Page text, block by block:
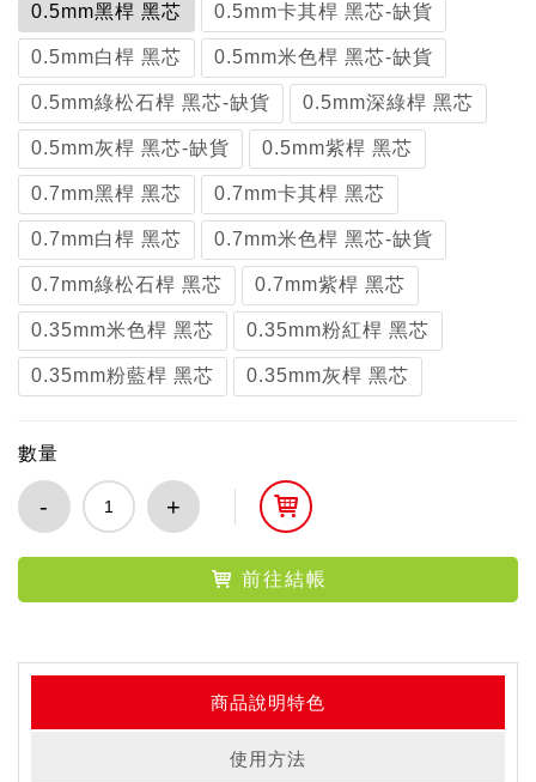
0.5mm黑桿 黑芯
0.5mm卡其桿 黑芯-缺貨
0.5mm白桿 黑芯 0.5mm米色桿 黑芯-缺貨
0.5mm綠松石桿 黑芯-缺貨 0.5mm深綠桿 黑芯
0.5mm灰桿 黑芯-缺貨 0.5mm紫桿 黑芯
0.7mm黑桿 黑芯 0.7mm卡其桿 黑芯
0.7mm白桿 黑芯 0.7mm米色桿 黑芯-缺貨
0.7mm綠松石桿 黑芯 0.7mm紫桿 黑芯
0.35mm米色桿 黑芯 0.35mm粉紅桿 黑芯
0.35mm粉藍桿 黑芯 0.35mm灰桿 黑芯
數量
- +
前往結帳
商品說明特色
使用方法